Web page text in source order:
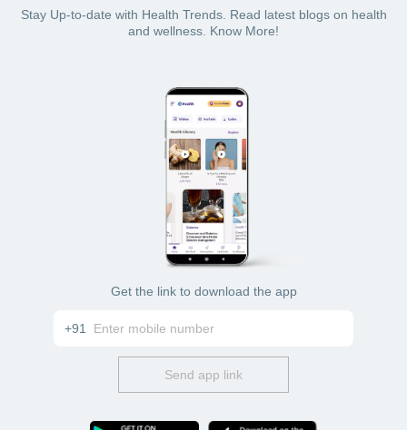
Stay Up-to-date with Health Trends. Read latest blogs on health
and wellness. Know More!
Get the link to download the app
+91
Send app link